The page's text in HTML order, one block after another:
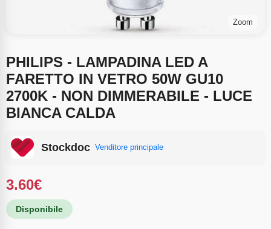
Zoom
PHILIPS - LAMPADINA LED A
FARETTO IN VETRO 50W GU10
2700K - NON DIMMERABILE - LUCE
BIANCA CALDA
Stockdoc Venditore principale
3.60€
Disponibile